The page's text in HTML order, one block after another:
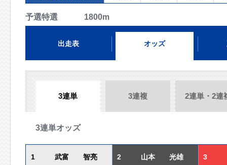
予選特選 1800m
出走表 オッズ
3連単 3連複 2連単・2連
3連単オッズ
1 武富 智亮 2 山本 光雄 3